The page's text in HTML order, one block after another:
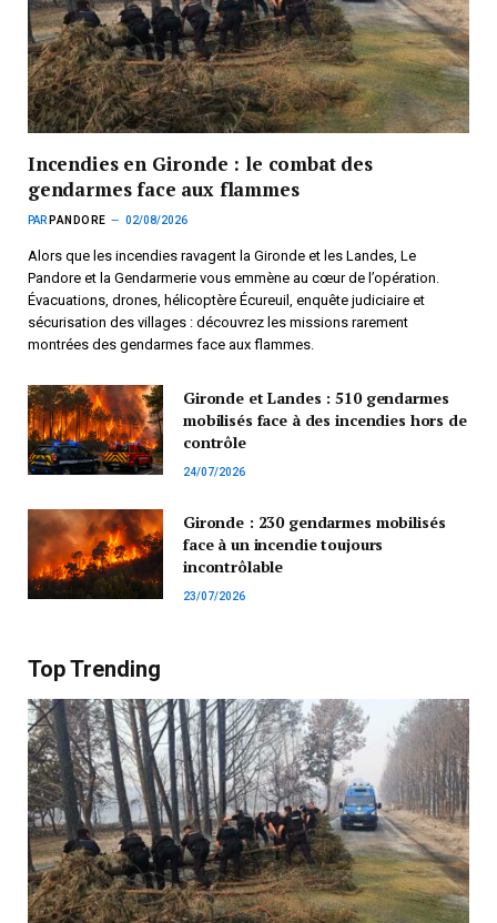
Incendies en Gironde : le combat des
gendarmes face aux flammes
PAR PANDORE 02/08/2026
Alors que les incendies ravagent la Gironde et les Landes, Le
Pandore et la Gendarmerie vous emmène au cœur de l’opération.
Évacuations, drones, hélicoptère Écureuil, enquête judiciaire et
sécurisation des villages : découvrez les missions rarement
montrées des gendarmes face aux flammes.
Gironde et Landes : 510 gendarmes
mobilisés face à des incendies hors de
contrôle
24/07/2026
Gironde : 230 gendarmes mobilisés
face à un incendie toujours
incontrôlable
23/07/2026
Top Trending